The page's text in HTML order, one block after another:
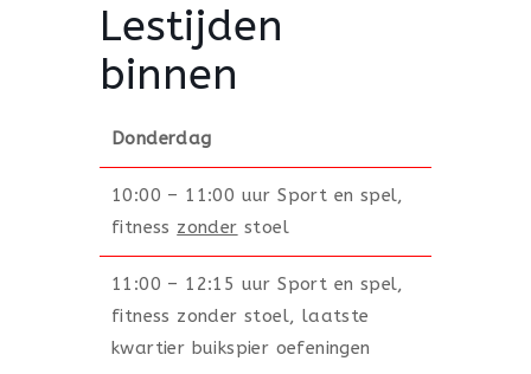
Lestijden
binnen
Donderdag
10:00 – 11:00 uur Sport en spel,
fitness zonder stoel
11:00 – 12:15 uur Sport en spel,
fitness zonder stoel, laatste
kwartier buikspier oefeningen